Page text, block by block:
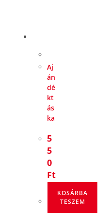
Aj
án
dé
kt
ás
ka
5
5
0
Ft
KOSÁRBA
TESZEM